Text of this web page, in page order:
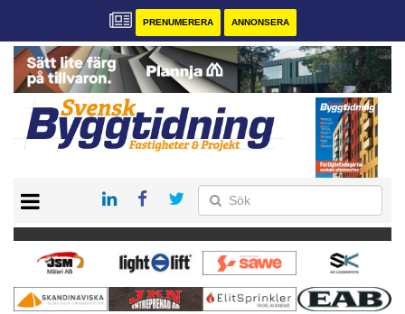
PRENUMERERA ANNONSERA
PRENUMERERA
VÅRA ANDRA MAGASIN
ANNONSERA